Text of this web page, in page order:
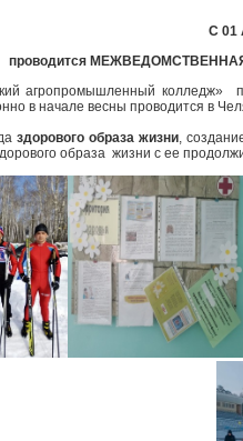
С 01
проводится
агропромышленный колледж»
в начале весны проводится в
здорового образа жизни ,
образа жизни с ее